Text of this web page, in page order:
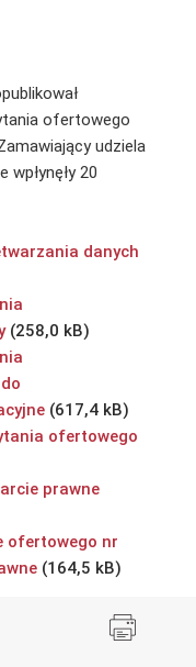
ofertowego
udziela
20
danych
ofertowego
prawne
ofertowego nr